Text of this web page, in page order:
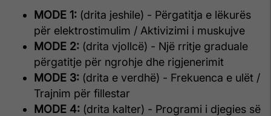
MODE 1: (drita jeshile) - Përgatitja e lëkurës
për elektrostimulim / Aktivizimi i muskujve
MODE 2: (drita vjollcë) - Një rritje graduale
përgatitje për ngrohje dhe rigjenerimit
MODE 3: (drita e verdhë) - Frekuenca e ulët /
Trajnim për fillestar
MODE 4: (drita kalter) - Programi i djegies së